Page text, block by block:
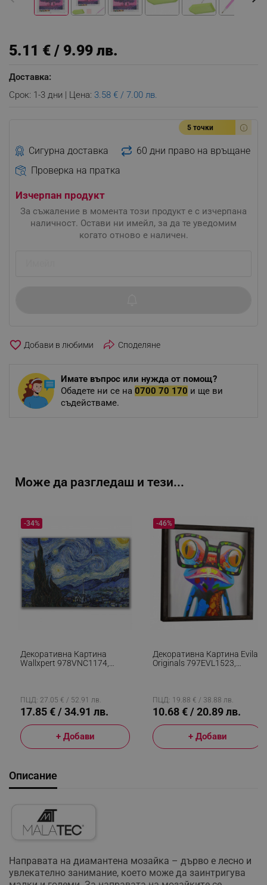
5.11 € / 9.99 лв.
Доставка:
Срок: 1-3 дни | Цена: 3.58 € / 7.00 лв.
5 точки
Сигурна доставка
60 дни право на връщане
Проверка на пратка
Изчерпан продукт
За съжаление в момента този продукт е с изчерпана
наличност. Остави ни имейл, за да те уведомим
когато отново е наличен.
favorite_border Споделяне
Имате въпрос или нужда от помощ?
Обадете ни се на 0700 70 170 и ще ви
съдействаме.
Може да разгледаш и тези...
Декоративна Картина
Wallxpert 978VNC1174,
-34%
ПЦД: 27.05 € / 52.91 лв.
17.85 € / 34.91 лв.
+ Добави
Декоративна Картина Evila
Originals 797EVL1523,
-46%
ПЦД: 19.88 € / 38.88 лв.
10.68 € / 20.89 лв.
+ Добави
Описание
Haпpaвaтa нa диaмaнтeнa мoзaйĸa – дъpвo e лecнo и
yвлeĸaтeлнo зaнимaниe, ĸoeтo мoжe дa зaинтpигyвa